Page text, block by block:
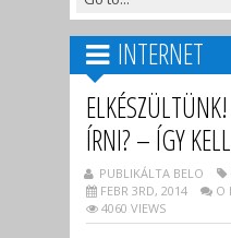
INTERNET
ÍRNI? – ÍGY KELL
PUBLIKÁLTA BELO
FEBR 3RD, 2014
O
4060 VIEWS